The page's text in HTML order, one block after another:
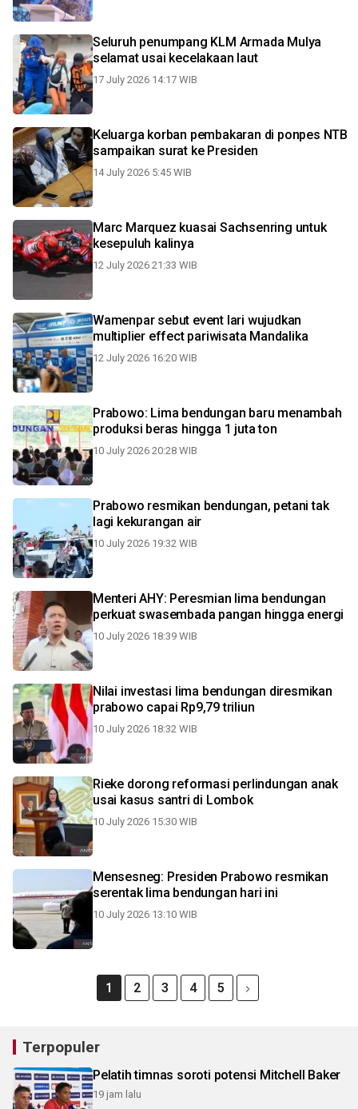
Seluruh penumpang KLM Armada Mulya
selamat usai kecelakaan laut
17 July 2026 14:17 WIB
Keluarga korban pembakaran di ponpes NTB
sampaikan surat ke Presiden
14 July 2026 5:45 WIB
Marc Marquez kuasai Sachsenring untuk
kesepuluh kalinya
12 July 2026 21:33 WIB
Wamenpar sebut event lari wujudkan
multiplier effect pariwisata Mandalika
12 July 2026 16:20 WIB
Prabowo: Lima bendungan baru menambah
produksi beras hingga 1 juta ton
10 July 2026 20:28 WIB
Prabowo resmikan bendungan, petani tak
lagi kekurangan air
10 July 2026 19:32 WIB
Menteri AHY: Peresmian lima bendungan
perkuat swasembada pangan hingga energi
10 July 2026 18:39 WIB
Nilai investasi lima bendungan diresmikan
prabowo capai Rp9,79 triliun
10 July 2026 18:32 WIB
Rieke dorong reformasi perlindungan anak
usai kasus santri di Lombok
10 July 2026 15:30 WIB
Mensesneg: Presiden Prabowo resmikan
serentak lima bendungan hari ini
10 July 2026 13:10 WIB
1 2 3 4 5
Terpopuler
Pelatih timnas soroti potensi Mitchell Baker
19 jam lalu